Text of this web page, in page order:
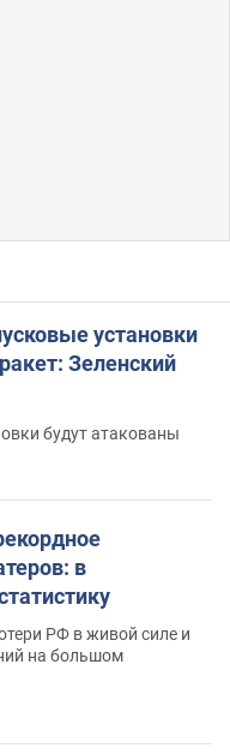
установки
Зеленский
будут атакованы
в
РФ в живой силе и
на большом